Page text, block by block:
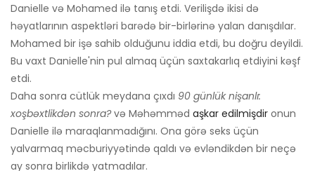
Danielle və Mohamed ilə tanış etdi. Verilişdə ikisi də
həyatlarının aspektləri barədə bir-birlərinə yalan danışdılar.
Mohamed bir işə sahib olduğunu iddia etdi, bu doğru deyildi.
Bu vaxt Danielle'nin pul almaq üçün saxtakarlıq etdiyini kəşf
etdi.
Daha sonra cütlük meydana çıxdı 90 günlük nişanlı:
xoşbəxtlikdən sonra?və Məhəmməd aşkar edilmişdir onun
Danielle ilə maraqlanmadığını. Ona görə seks üçün
yalvarmaq məcburiyyətində qaldı və evləndikdən bir neçə
ay sonra birlikdə yatmadılar.